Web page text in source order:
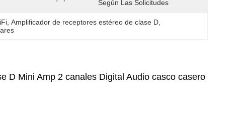
Según Las Solicitudes
, Amplificador de receptores estéreo de clase D
D Mini Amp 2 canales Digital Audio casco casero